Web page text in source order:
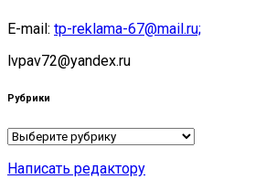
E-mail: tp-reklama-67@mail.ru;
lvpav72@yandex.ru
Рубрики
Рубрики
Написать редактору